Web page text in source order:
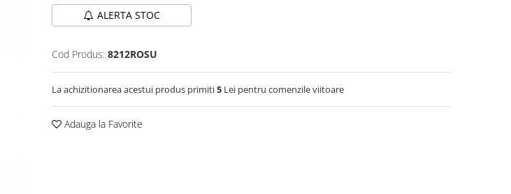
ALERTA STOC
Cod Produs: 8212ROSU
La achizitionarea acestui produs primiti5 Lei pentru comenzile viitoare
Adauga la Favorite